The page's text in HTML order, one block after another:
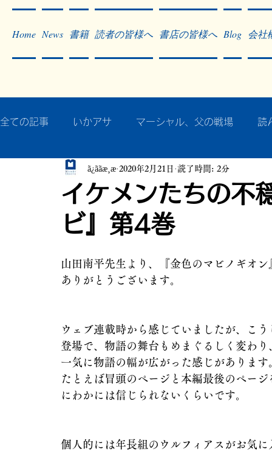
Home News 書籍 読者の皆様へ 書店の皆様へ Blog 会社
全ての記事 いかアサ マーシャル、父の戦場 読
秘蔵写真200枚でたどるアジア・太平洋戦争
作った本・作っている本 記事掲載・広告
イケメンたちの
ビ』第4巻
ã¿ããæ¸æ 2020年2月21日 読了時間: 2分
山田南平先生より、『金色のマビノギオ
ありがとうございます。
ウェブ連載時から感じていましたが、こ
登場で、物語の舞台もめまぐるしく変わ
一気に物語の幅が広がった感じがあります
たとえば冒頭のページと本編最後のペー
にわかには信じられないくらいです。
個人的には年長組のウルフィアスがお気